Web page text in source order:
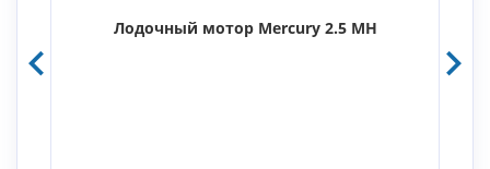
Лодочный мотор Mercury 2.5 MH